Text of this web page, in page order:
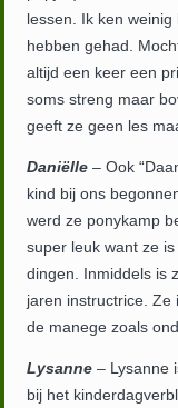
lessen. Ik ken
hebben gehad.
altijd een keer een
soms streng maar
geeft ze geen les
Daniëlle– Ook
kind bij ons
werd ze ponykamp
super leuk want ze
dingen. Inmiddels is
jaren instructrice. Ze
de manege zoals
Lysanne– Lysanne
bij het